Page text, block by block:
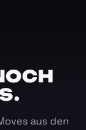
aus den